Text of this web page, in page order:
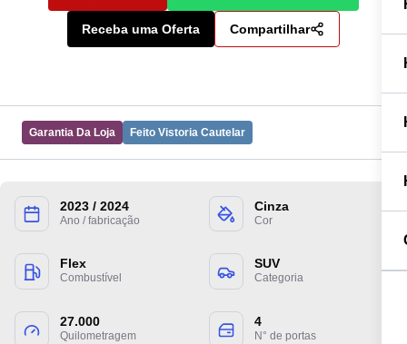
Garantia Da Loja Feito Vistoria Cautelar
2023 / 2024
Ano / fabricação
Cinza
Cor
Flex
Combustível
SUV
Categoria
27.000
Quilometragem
4
N° de portas
Receba uma Oferta Compartilhar
Preencha suas informações para entrarmos
em contato.